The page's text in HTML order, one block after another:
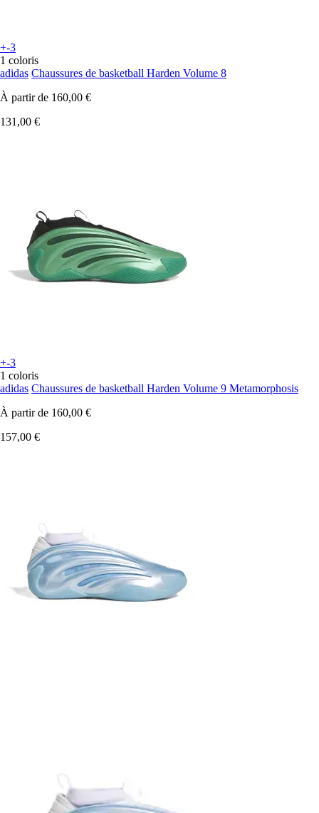
+-3
1 coloris
adidas Chaussures de basketball Harden Volume 8
À partir de 160,00 €
131,00 €
+-3
1 coloris
adidas Chaussures de basketball Harden Volume 9 Metamorphosis
À partir de 160,00 €
157,00 €